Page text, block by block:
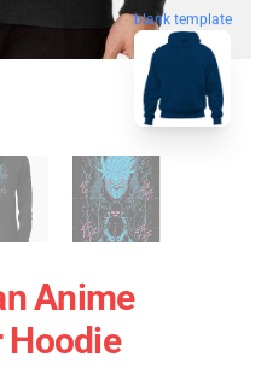
blank template
Anime
Hoodie